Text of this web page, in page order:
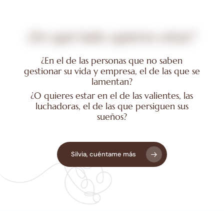
qué lado quieres
¿En el de las personas que no saben
gestionar su vida y empresa, el de las que se
lamentan?
¿O quieres estar en el de las valientes, las
luchadoras, el de las que persiguen sus
sueños?
Silvia, cuéntame más